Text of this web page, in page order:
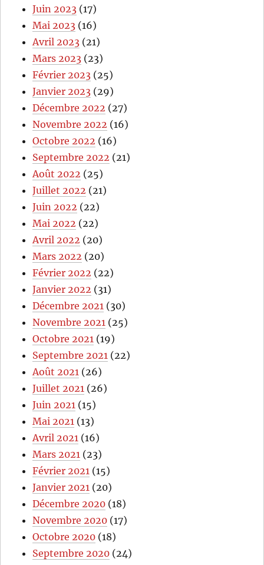
Juin 2023 (17)
Mai 2023 (16)
Avril 2023 (21)
Mars 2023 (23)
Février 2023 (25)
Janvier 2023 (29)
Décembre 2022 (27)
Novembre 2022 (16)
Octobre 2022 (16)
Septembre 2022 (21)
Août 2022 (25)
Juillet 2022 (21)
Juin 2022 (22)
Mai 2022 (22)
Avril 2022 (20)
Mars 2022 (20)
Février 2022 (22)
Janvier 2022 (31)
Décembre 2021 (30)
Novembre 2021 (25)
Octobre 2021 (19)
Septembre 2021 (22)
Août 2021 (26)
Juillet 2021 (26)
Juin 2021 (15)
Mai 2021 (13)
Avril 2021 (16)
Mars 2021 (23)
Février 2021 (15)
Janvier 2021 (20)
Décembre 2020 (18)
Novembre 2020 (17)
Octobre 2020 (18)
Septembre 2020 (24)